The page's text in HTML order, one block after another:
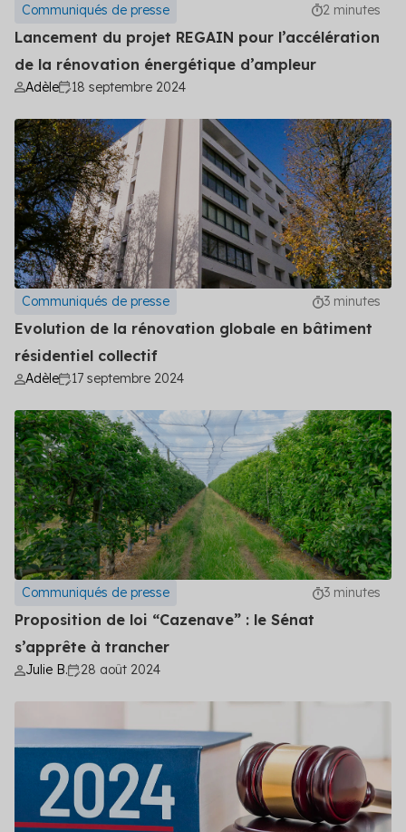
Communiqués de presse 2 minutes
Lancement du projet REGAIN pour l’accélération
de la rénovation énergétique d’ampleur
Adèle 18 septembre 2024
Communiqués de presse 3 minutes
Evolution de la rénovation globale en bâtiment
résidentiel collectif
Adèle 17 septembre 2024
Communiqués de presse 3 minutes
Proposition de loi “Cazenave” : le Sénat
s’apprête à trancher
Julie B. 28 août 2024